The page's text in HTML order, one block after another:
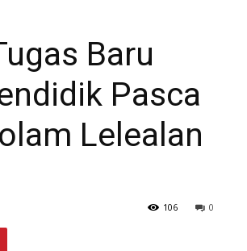
Baru
Pasca
Lelealan
0
106